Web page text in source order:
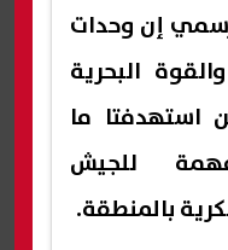
إن وحدات
البحرية
استهدفتا ما
للجيش
بالمنطقة.